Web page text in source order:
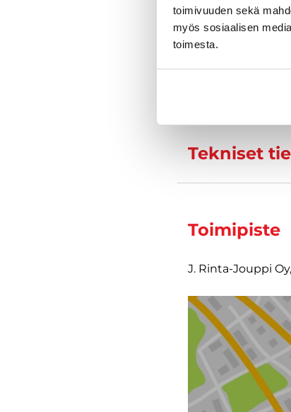
toimivuuden sekä
myös sosiaalisen
toimesta.
Tekniset
Toimipiste
J. Rinta-Jouppi